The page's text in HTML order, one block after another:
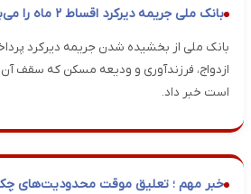
بانک ملی جریمه دیرکرد اقساط ۲ ماه را می‌بخشد
بانک ملی از بخشیده شدن جریمه دیرکرد
است خبر داد.
خبر مهم ؛ تعلیق موقت محدودیت‌های